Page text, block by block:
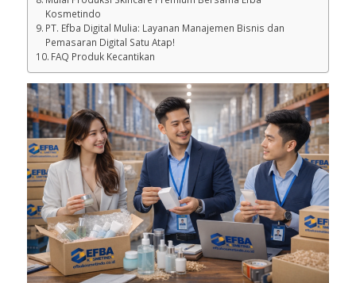
Kosmetindo
PT. Efba Digital Mulia: Layanan Manajemen Bisnis dan
Pemasaran Digital Satu Atap!
FAQ Produk Kecantikan